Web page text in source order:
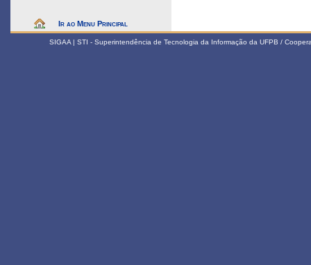
Ir ao Menu Principal
SIGAA | STI - Superintendência de Tecnologia da Informação da UFPB /